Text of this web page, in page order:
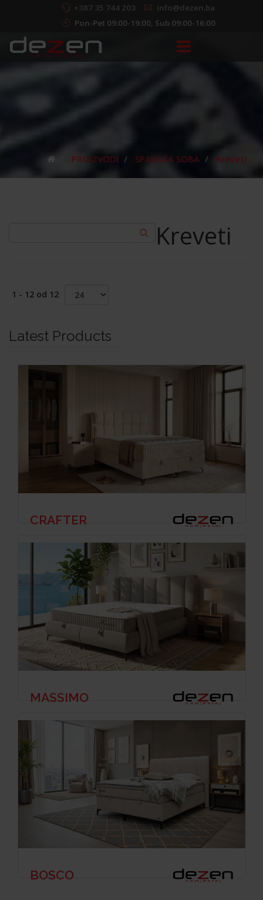
+387 35 744 203
info@dezen.ba
Pon-Pet 09:00-19:00, Sub 09:00-16:00
PROIZVODI SPAVAĆA SOBA Kreveti
Kreveti
1 - 12 od 12
Latest Products
CRAFTER
MASSIMO
BOSCO